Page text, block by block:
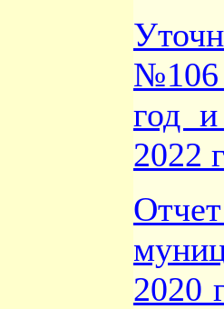
№106
год
2022
2020